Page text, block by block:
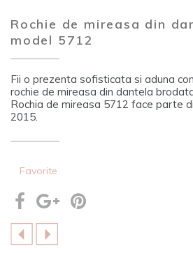
Rochie de mireasa din
model 5712
Fii o prezenta sofisticata si aduna
rochie de mireasa din dantela
Rochia de mireasa 5712 face parte
2015.
Favorite